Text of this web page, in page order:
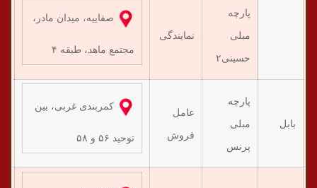
پارچه
مبلی
حسینی۲
نمایندگی
صفاییه، میدان مادر،
مجتمع ماهد، طبقه ۴
بابل
پارچه
مبلی
پرنس
عامل
فروش
کمربندی غربی، بین
توحید ۵۶ و ۵۸